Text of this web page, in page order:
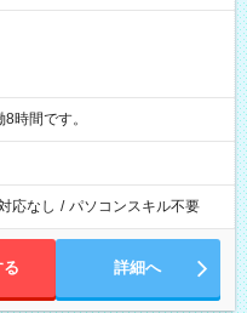
働8時間です。
応なし / パソコンスキル不要
る 詳細へ